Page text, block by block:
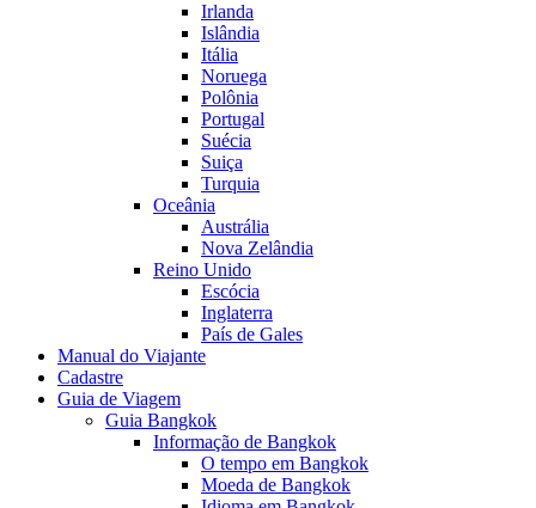
Irlanda
Islândia
Itália
Noruega
Polônia
Portugal
Suécia
Suiça
Turquia
Oceânia
Austrália
Nova Zelândia
Reino Unido
Escócia
Inglaterra
País de Gales
Manual do Viajante
Cadastre
Guia de Viagem
Guia Bangkok
Informação de Bangkok
O tempo em Bangkok
Moeda de Bangkok